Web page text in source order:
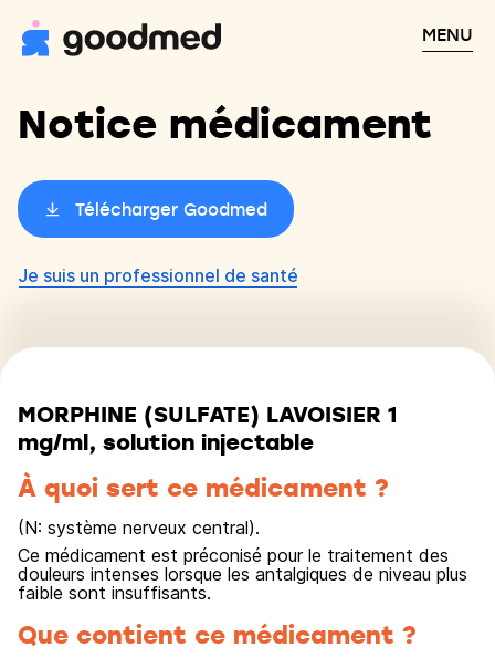
MENU
Notice médicament
Télécharger Goodmed
Je suis un professionnel de santé
MORPHINE (SULFATE) LAVOISIER 1
mg/ml, solution injectable
À quoi sert ce médicament ?
(N: système nerveux central).
Ce médicament est préconisé pour le traitement des
douleurs intenses lorsque les antalgiques de niveau plus
faible sont insuffisants.
Que contient ce médicament ?